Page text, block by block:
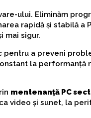
ului. Eliminăm
rapidă și stabilă a
mai sigur.
pentru a preveni
la performanță
mentenanță PC
video și sunet, la